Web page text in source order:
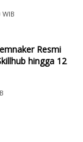
WIB
Resmi
hingga 12